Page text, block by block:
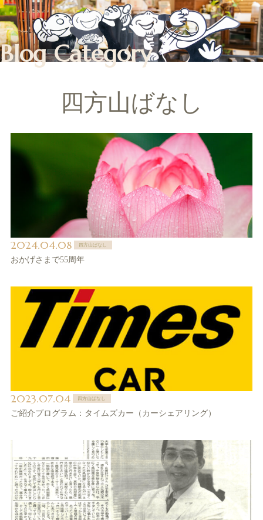
Blog Category
四方山ばなし
2024.04.08 四方山ばなし
おかげさまで55周年
2023.07.04 四方山ばなし
ご紹介プログラム：タイムズカー（カーシェアリング）